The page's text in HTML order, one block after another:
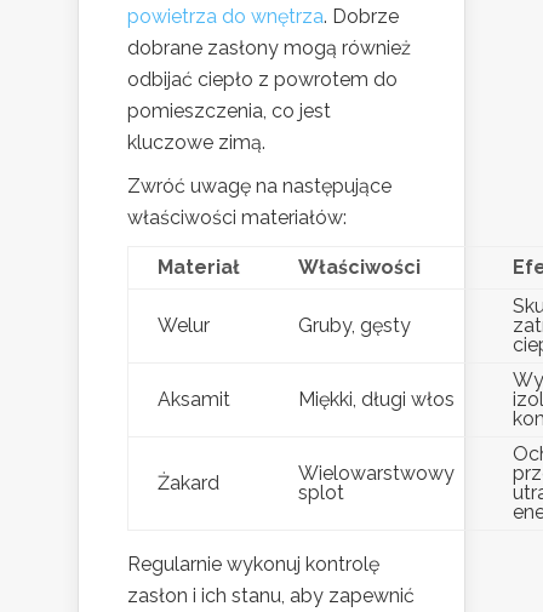
powietrza do wnętrza. Dobrze
dobrane zasłony mogą również
odbijać ciepło z powrotem do
pomieszczenia, co jest
kluczowe zimą.
Zwróć uwagę na następujące
właściwości materiałów:
Materiał Właściwości
Welur Gruby, gęsty
Aksamit Miękki, długi włos
Żakard
Wielowarstwowy
splot
Regularnie wykonuj kontrolę
zasłon i ich stanu, aby zapewnić